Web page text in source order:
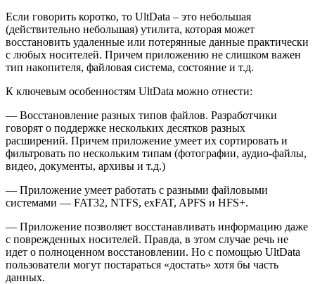
Если говорить коротко, то UltData – это небольшая
(действительно небольшая) утилита, которая может
восстановить удаленные или потерянные данные практически
с любых носителей. Причем приложению не слишком важен
тип накопителя, файловая система, состояние и т.д.
К ключевым особенностям UltData можно отнести:
— Восстановление разных типов файлов. Разработчики
говорят о поддержке нескольких десятков разных
расширений. Причем приложение умеет их сортировать и
фильтровать по нескольким типам (фотографии, аудио-файлы,
видео, документы, архивы и т.д.)
— Приложение умеет работать с разными файловыми
системами — FAT32, NTFS, exFAT, APFS и HFS+.
— Приложение позволяет восстанавливать информацию даже
с поврежденных носителей. Правда, в этом случае речь не
идет о полноценном восстановлении. Но с помощью UltData
пользователи могут постараться «достать» хотя бы часть
данных.